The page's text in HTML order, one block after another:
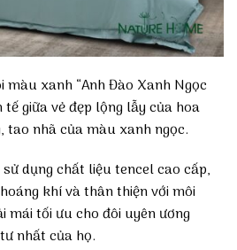
màu xanh “Anh Đào Xanh Ngọc
giữa vẻ đẹp lộng lẫy của hoa
tao nhã của màu xanh ngọc.
dụng chất liệu tencel cao cấp,
khí và thân thiện với môi
tối ưu cho đôi uyên ương
nhất của họ.